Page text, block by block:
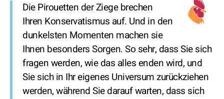
Die Pirouetten der Ziege brechen
Ihren Konservatismus auf. Und in den
dunkelsten Momenten machen sie
Ihnen besonders Sorgen. So sehr, dass Sie sich
fragen werden, wie das alles enden wird, und
Sie sich in Ihr eigenes Universum zurückziehen
werden, während Sie darauf warten, dass sich